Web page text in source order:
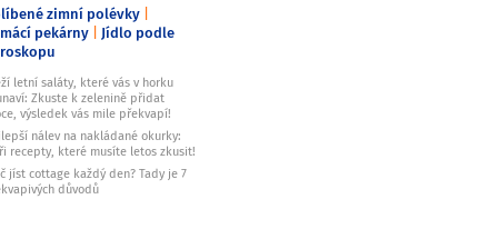
zimní polévky
pekárny Jídlo podle
letní saláty, které vás v horku
Zkuste k zelenině přidat
výsledek vás mile překvapí!
nálev na nakládané okurky:
recepty, které musíte letos zkusit!
jíst cottage každý den? Tady je 7
důvodů